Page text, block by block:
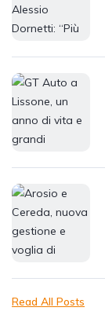
Read All Posts